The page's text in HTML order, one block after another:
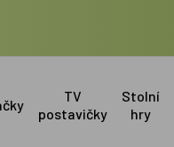
TV
postavičky
Stolní
hry